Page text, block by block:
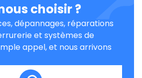
choisir ?
dépannages, réparations
et systèmes de
appel, et nous arrivons